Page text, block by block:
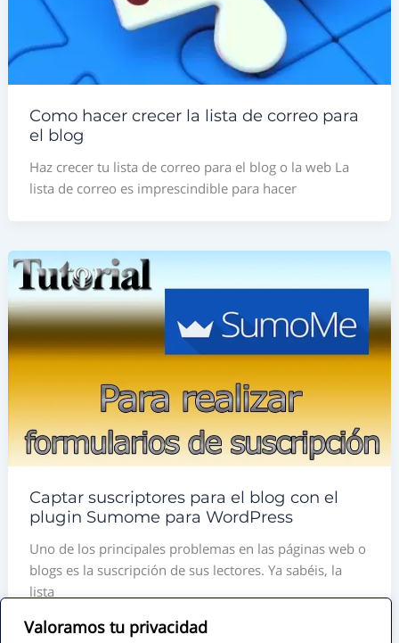
Valoramos tu privacidad
Como hacer crecer la lista de correo para
el blog
Haz crecer tu lista de correo para el blog o la web La
lista de correo es imprescindible para hacer
Captar suscriptores para el blog con el
plugin Sumome para WordPress
Uno de los principales problemas en las páginas web o
blogs es la suscripción de sus lectores. Ya sabéis, la
lista